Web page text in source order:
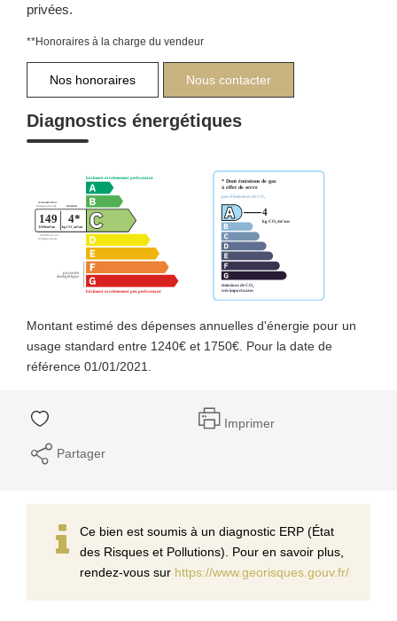
privées.
**Honoraires à la charge du vendeur
Nos honoraires Nous contacter
Diagnostics énergétiques
Montant estimé des dépenses annuelles d'énergie pour un
usage standard entre 1240€ et 1750€. Pour la date de
référence 01/01/2021.
Imprimer
Partager
Ce bien est soumis à un diagnostic ERP (État
des Risques et Pollutions). Pour en savoir plus,
rendez-vous sur https://www.georisques.gouv.fr/